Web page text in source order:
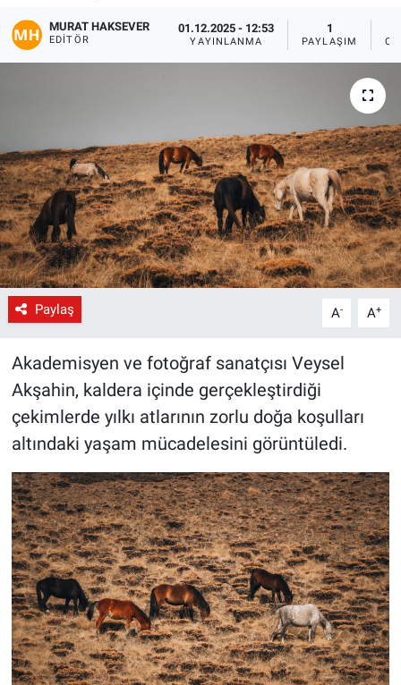
MURAT HAKSEVER
EDITÖR
01.12.2025 - 12:53
YAYINLANMA
1
PAYLAŞIM
Paylaş A- A+
Akademisyen ve fotoğraf sanatçısı Veysel
Akşahin, kaldera içinde gerçekleştirdiği
çekimlerde yılkı atlarının zorlu doğa koşulları
altındaki yaşam mücadelesini görüntüledi.
Kültür-Sanat
Resmi İlanlar
Sağlık
Siyaset
Spor